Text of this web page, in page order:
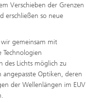
Verschieben der Grenzen
erschließen so neue
gemeinsam mit
Lichts möglich zu
Optiken, deren
der Wellenlängen im EUV